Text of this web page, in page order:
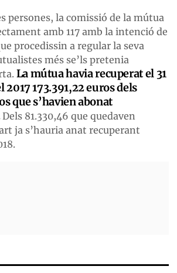
persones, la comissió de la mútua
amb 117 amb la intenció de
procedissin a regular la seva
més se’ls pretenia
La mútua havia recuperat el 31
2017 173.391,22 euros dels
que s’havien abonat
Dels 81.330,46 que quedaven
ja s’hauria anat recuperant